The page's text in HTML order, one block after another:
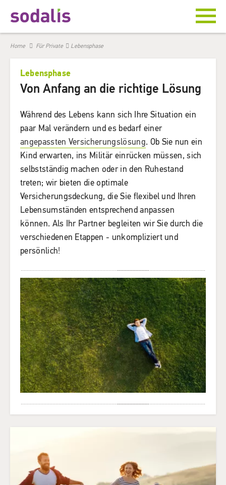
Home Für Private Lebensphase
Lebensphase
Von Anfang an die richtige Lösung
Während des Lebens kann sich Ihre Situation ein
paar Mal verändern und es bedarf einer
angepassten Versicherungslösung. Ob Sie nun ein
Kind erwarten, ins Militär einrücken müssen, sich
selbstständig machen oder in den Ruhestand
treten; wir bieten die optimale
Versicherungsdeckung, die Sie flexibel und Ihren
Lebensumständen entsprechend anpassen
können. Als Ihr Partner begleiten wir Sie durch die
verschiedenen Etappen - unkompliziert und
persönlich!